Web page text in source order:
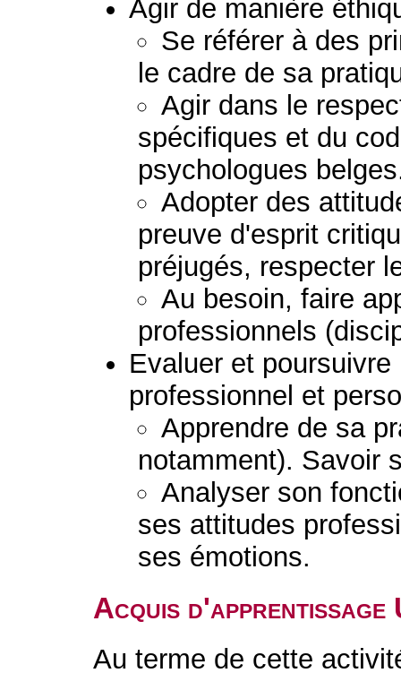
Agir de manière
Se référer à des
le cadre de sa
Agir dans le
spécifiques et du
psychologues
Adopter des
preuve d'esprit
préjugés, respecter
Au besoin, faire
professionnels
Evaluer et
professionnel et
Apprendre de sa
notamment). Savoir
Analyser son
ses attitudes
ses émotions.
Acquis d'apprentissage
Au terme de cette